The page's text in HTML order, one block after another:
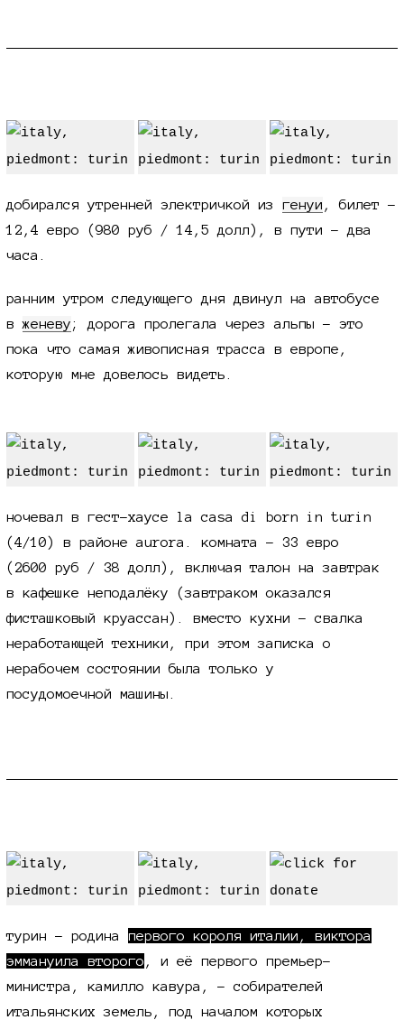
добирался утренней электричкой из генуи , билет -
12,4 евро (980 руб / 14,5 долл), в пути - два
часа.
ранним утром следующего дня двинул на автобусе
вженеву; дорога пролегала через альпы - это
пока что самая живописная трасса в европе,
которую мне довелось видеть.
ночевал в гест-хаусе la casa di born in turin
(4/10) в районе aurora. комната - 33 евро
(2600 руб / 38 долл), включая талон на завтрак
в кафешке неподалёку (завтраком оказался
фисташковый круассан). вместо кухни - свалка
неработающей техники, при этом записка о
нерабочем состоянии была только у
посудомоечной машины.
турин - родина первого короля италии, виктора
эммануила второго , и её первого премьер-
министра, камилло кавура, - собирателей
итальянских земель, под началом которых